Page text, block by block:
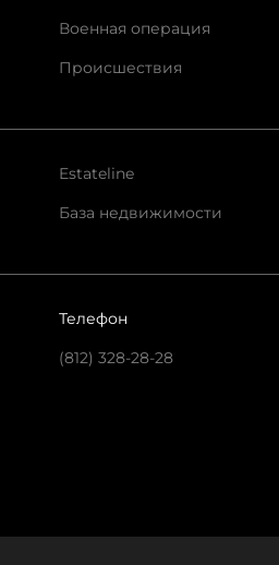
Военная операция
Происшествия
Estateline
База недвижимости
Телефон
(812) 328-28-28